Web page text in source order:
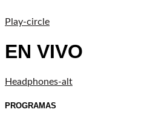
Play-circle
EN VIVO
Headphones-alt
PROGRAMAS